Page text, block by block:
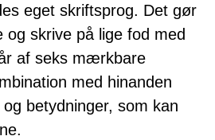
eget skriftsprog. Det gør
skrive på lige fod med
af seks mærkbare
med hinanden
betydninger, som kan